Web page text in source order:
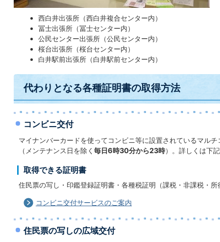
西白井出張所（西白井複合センター内）
冨士出張所（冨士センター内）
公民センター出張所（公民センター内）
桜台出張所（桜台センター内）
白井駅前出張所（白井駅前センター内）
代わりとなる各種証明書の取得方法
コンビニ交付
マイナンバーカードを使ってコンビニ等に設置されているマルチ
（メンテナンス日を除く 毎日6時30分から23時）。詳しくは下
取得できる証明書
住民票の写し・印鑑登録証明書・各種税証明（課税・非課税・所
コンビニ交付サービスのご案内
住民票の写しの広域交付